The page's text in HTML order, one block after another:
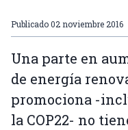
Publicado02 noviembre 2016
Una parte en
de energía
promociona -
la COP22- no